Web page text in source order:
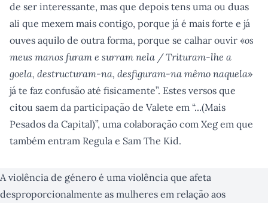
de ser interessante, mas que depois tens uma ou duas
ali que mexem mais contigo, porque já é mais forte e já
ouves aquilo de outra forma, porque se calhar ouvir «os
meus manos furam e surram nela / Trituram-lhe a
goela, destructuram-na, desfiguram-na mêmo naquela»
já te faz confusão até fisicamente”. Estes versos que
citou saem da participação de Valete em “...(Mais
Pesados da Capital)”, uma colaboração com Xeg em que
também entram Regula e Sam The Kid.
A violência de género é uma violência que afeta
desproporcionalmente as mulheres em relação aos